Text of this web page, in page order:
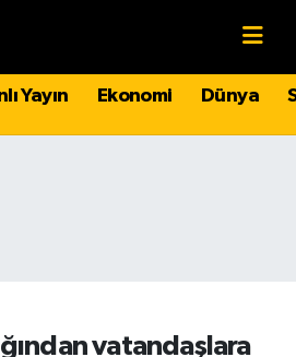
Yayın Ekonomi Dünya
vatandaşlara
ve Fikstür